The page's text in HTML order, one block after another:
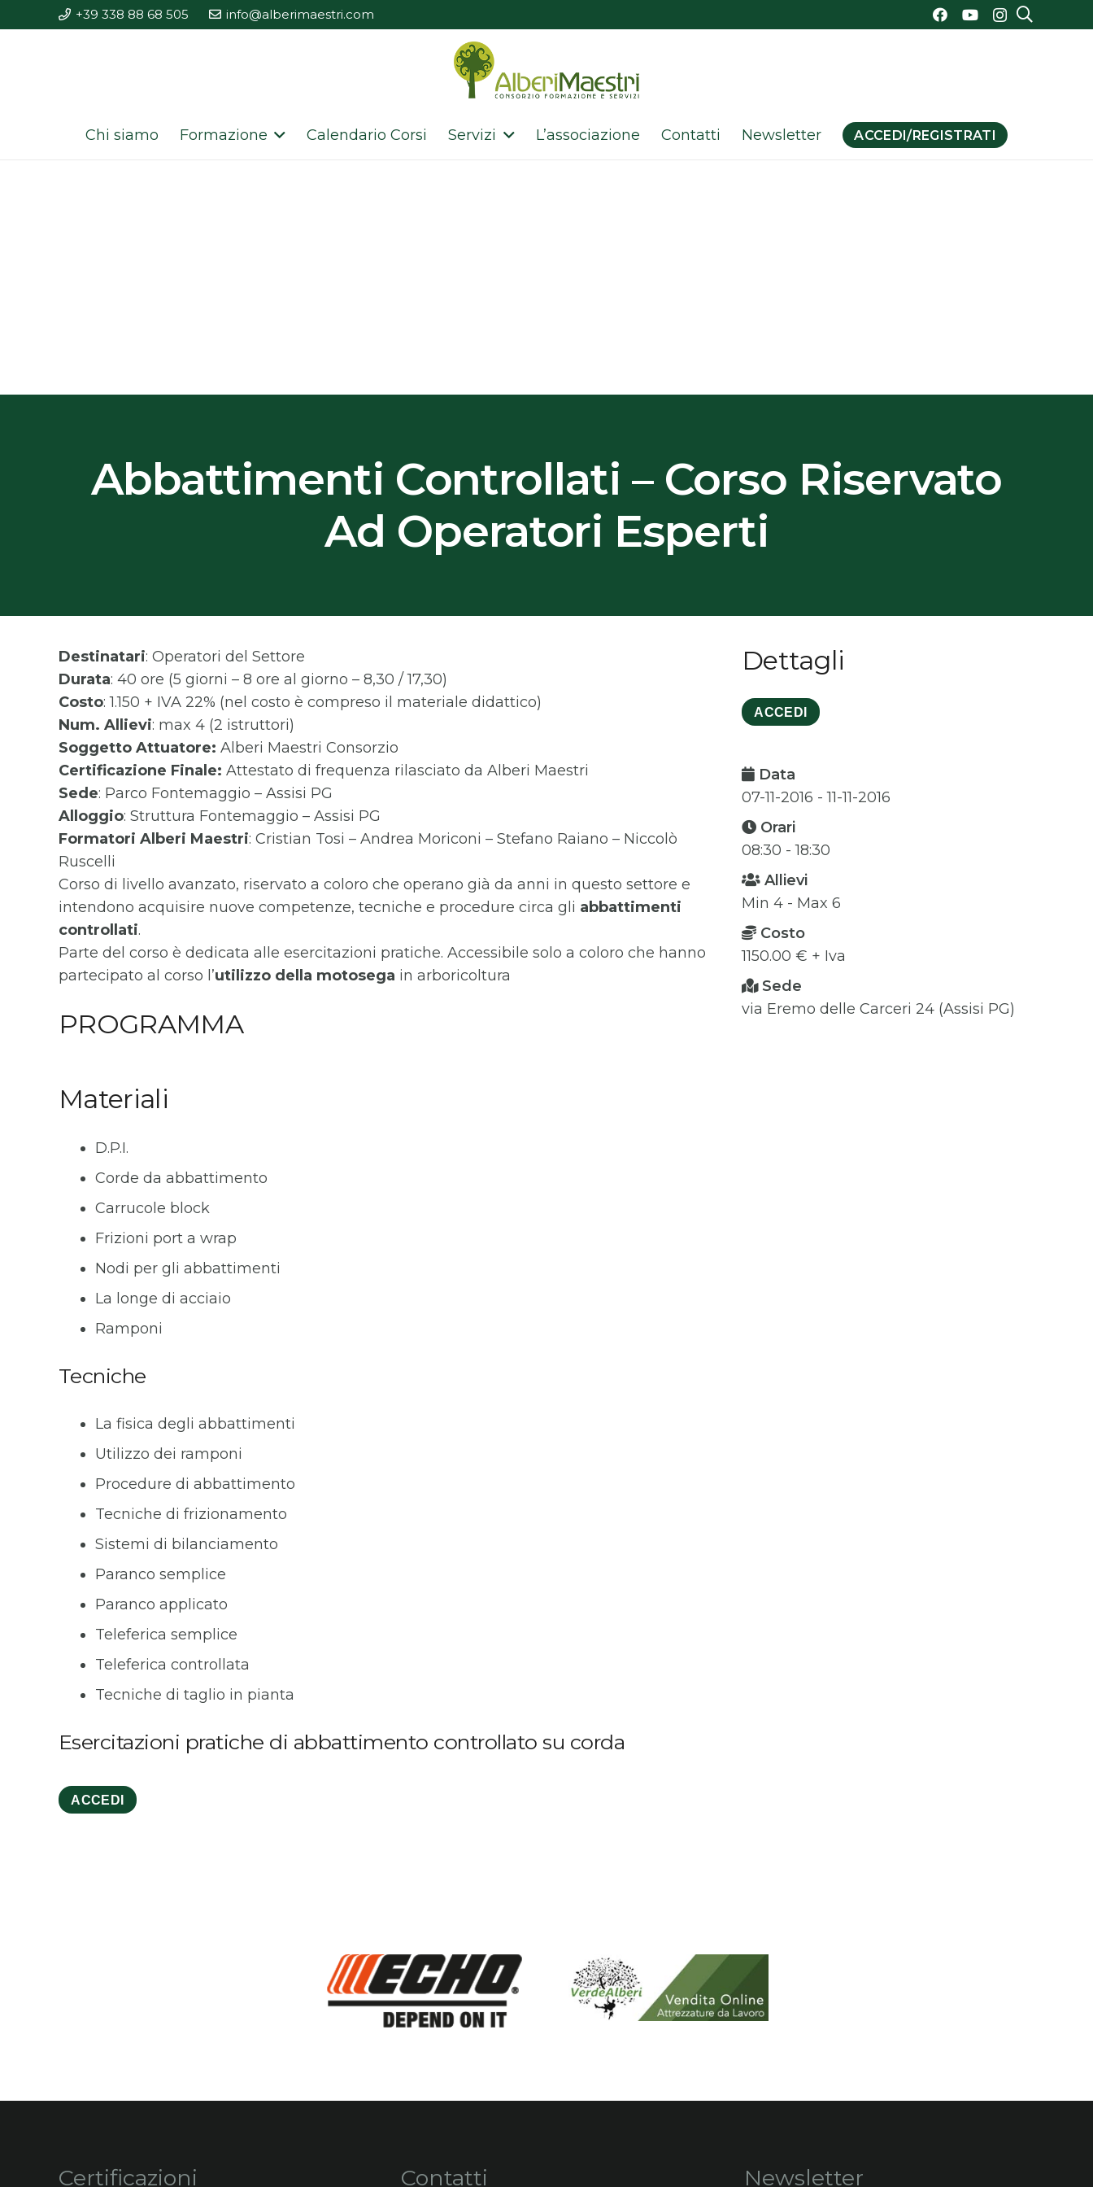
+39 338 88 68 505 info@alberimaestri.com
Chi siamo Formazione Calendario Corsi Servizi L’associazione Contatti Newsletter ACCEDI/REGISTRATI
Abbattimenti Controllati – Corso Riservato
Ad Operatori Esperti
Destinatari: Operatori del Settore
Durata: 40 ore (5 giorni – 8 ore al giorno – 8,30 / 17,30)
Costo: 1.150 + IVA 22% (nel costo è compreso il materiale didattico)
Num. Allievi: max 4 (2 istruttori)
Soggetto Attuatore: Alberi Maestri Consorzio
Certificazione Finale: Attestato di frequenza rilasciato da Alberi Maestri
Sede: Parco Fontemaggio – Assisi PG
Alloggio: Struttura Fontemaggio – Assisi PG
Formatori Alberi Maestri: Cristian Tosi – Andrea Moriconi – Stefano Raiano – Niccolò
Ruscelli
Corso di livello avanzato, riservato a coloro che operano già da anni in questo settore e
intendono acquisire nuove competenze, tecniche e procedure circa gli abbattimenti
controllati.
Parte del corso è dedicata alle esercitazioni pratiche. Accessibile solo a coloro che hanno
partecipato al corso l’utilizzo della motosega in arboricoltura
PROGRAMMA
Materiali
D.P.I.
Corde da abbattimento
Carrucole block
Frizioni port a wrap
Nodi per gli abbattimenti
La longe di acciaio
Ramponi
Tecniche
La fisica degli abbattimenti
Utilizzo dei ramponi
Procedure di abbattimento
Tecniche di frizionamento
Sistemi di bilanciamento
Paranco semplice
Paranco applicato
Teleferica semplice
Teleferica controllata
Tecniche di taglio in pianta
Esercitazioni pratiche di abbattimento controllato su corda
ACCEDI
Dettagli
ACCEDI
Data
07-11-2016 - 11-11-2016
Orari
08:30 - 18:30
Allievi
Min 4 - Max 6
Costo
1150.00 € + Iva
Sede
via Eremo delle Carceri 24 (Assisi PG)
Certificazioni Contatti Newsletter